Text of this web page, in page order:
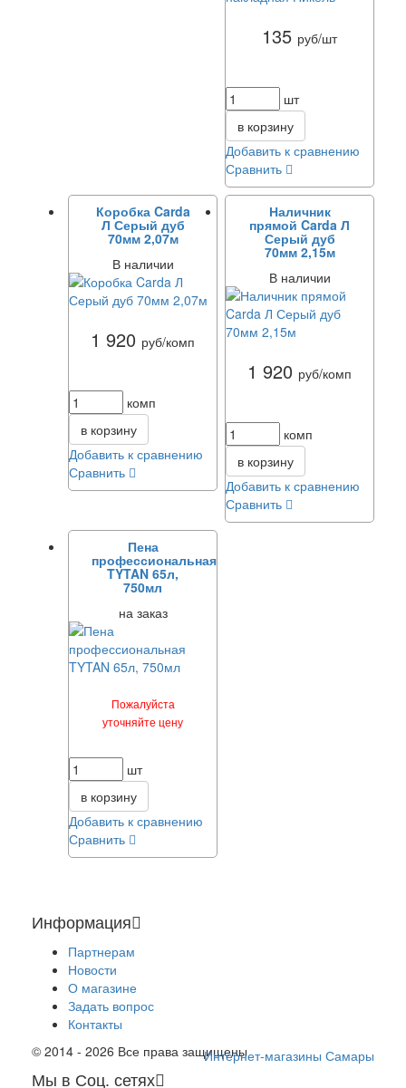
135 руб/шт
шт
в корзину
Добавить к сравнению
Сравнить
Коробка Carda
Л Серый дуб
70мм 2,07м
В наличии
1 920 руб/комп
комп
в корзину
Добавить к сравнению
Сравнить
Наличник
прямой Carda Л
Серый дуб
70мм 2,15м
В наличии
1 920 руб/комп
комп
в корзину
Добавить к сравнению
Сравнить
Пена
профессиональная
TYTAN 65л,
750мл
на заказ
Пожалуйста
уточняйте цену
шт
в корзину
Добавить к сравнению
Сравнить
Информация
Партнерам
Новости
О магазине
Задать вопрос
Контакты
© 2014 - 2026 Все права защищеныИнтернет-магазины Самары
Мы в Соц. сетях